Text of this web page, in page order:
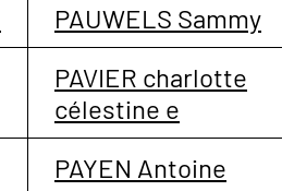
PAUWELS Sammy
PAVIER charlotte
célestine e
PAYEN Antoine